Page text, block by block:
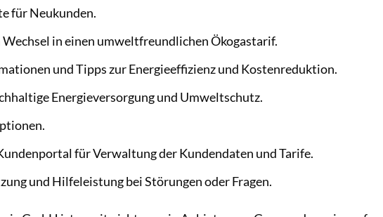
für Neukunden.
in einen umweltfreundlichen Ökogastarif.
und Tipps zur Energieeffizienz und Kostenreduktion.
Energieversorgung und Umweltschutz.
für Verwaltung der Kundendaten und Tarife.
und Hilfeleistung bei Störungen oder Fragen.